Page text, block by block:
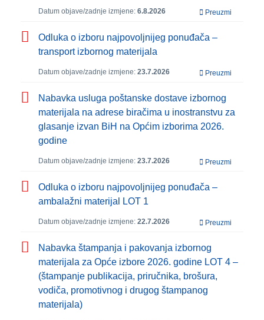
Datum objave/zadnje izmjene: 6.8.2026 Preuzmi
Odluka o izboru najpovoljnijeg ponuđača –
transport izbornog materijala
Datum objave/zadnje izmjene: 23.7.2026 Preuzmi
Nabavka usluga poštanske dostave izbornog
materijala na adrese biračima u inostranstvu za
glasanje izvan BiH na Općim izborima 2026.
godine
Datum objave/zadnje izmjene: 23.7.2026 Preuzmi
Odluka o izboru najpovoljnijeg ponuđača –
ambalažni materijal LOT 1
Datum objave/zadnje izmjene: 22.7.2026 Preuzmi
Nabavka štampanja i pakovanja izbornog
materijala za Opće izbore 2026. godine LOT 4 –
(štampanje publikacija, priručnika, brošura,
vodiča, promotivnog i drugog štampanog
materijala)